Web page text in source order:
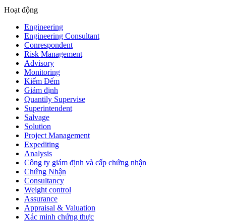
Hoạt động
Engineering
Engineering Consultant
Conrespondent
Risk Management
Advisory
Monitoring
Kiểm Đếm
Giám định
Quantily Supervise
Superintendent
Salvage
Solution
Project Management
Expediting
Analysis
Công ty giám định và cấp chứng nhận
Chứng Nhận
Consultancy
Weight control
Assurance
Appraisal & Valuation
Xác minh chứng thực